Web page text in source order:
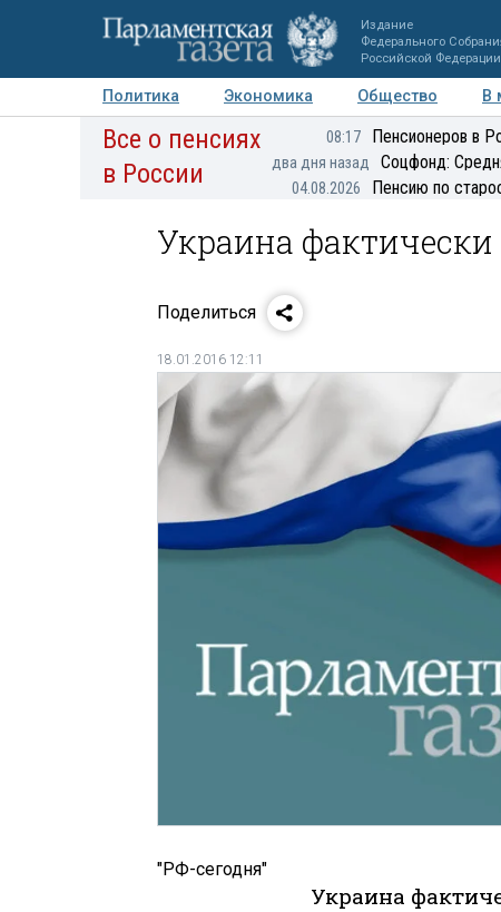
Издание
Федерального
Российской Федерации
Политика Экономика Общество В
Авторы Персоны Мнения Регионы
Все о пенсиях
в России
08:17 Пенсионеров в
два дня назад Соцфонд:
04.08.2026 Пенсию по
Украина
Поделиться
18.01.2016 12:11
"РФ-сегодня"
Украина